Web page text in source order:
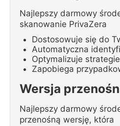
Najlepszy darmowy
skanowanie PrivaZera
Dostosowuje się do
Automatyczna
Optymalizuje
Zapobiega
Wersja
Najlepszy darmowy
przenośną wersję, która